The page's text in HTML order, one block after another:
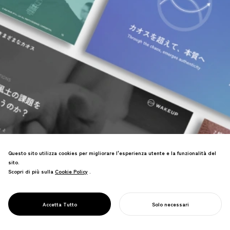
CTI JAPAN &
WAKE UP
Coaching" di CTI, contribuendo alla
crescita delle iscrizioni.
Questo sito utilizza cookies per migliorare l'esperienza utente e la funzionalità del
sito.
Scopri di più sulla Cookie Policy
Cookie Policy .
Accetta Tutto Solo necessari